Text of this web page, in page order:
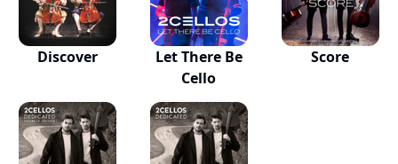
Discover
Let There Be
Cello
Score